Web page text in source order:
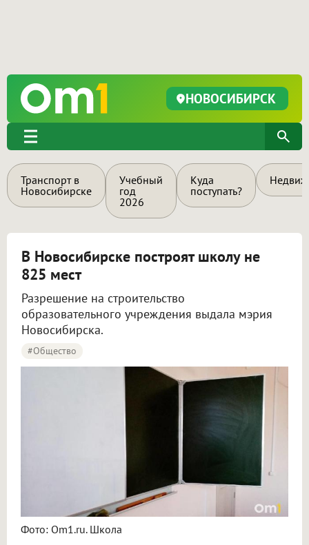
НОВОСИБИРСК
Транспорт в
Новосибирске
Учебный
год
2026
Куда
поступать?
В Новосибирске построят школу не
825 мест
Разрешение на строительство
образовательного учреждения выдала мэрия
Новосибирска.
#Общество
Фото: Om1.ru. Школа